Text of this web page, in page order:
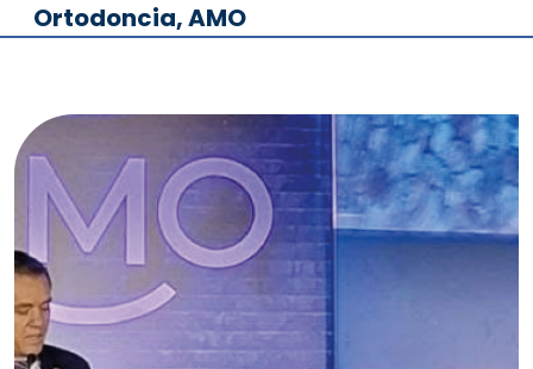
Ortodoncia, AMO